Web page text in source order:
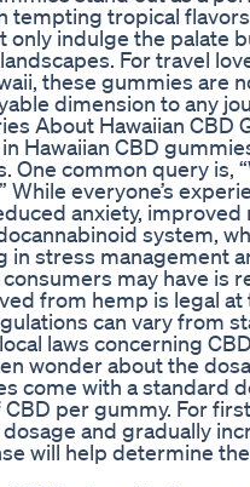
tempting tropical
only indulge the palate
For travel
these gummies are
dimension to any
About Hawaiian CBD
Hawaiian CBD
One common query is,
While everyone’s
anxiety,
system,
in stress management
may have is
from hemp is legal
can vary from
laws concerning
wonder about the
come with a standard
per gummy. For
dosage and gradually
will help determine